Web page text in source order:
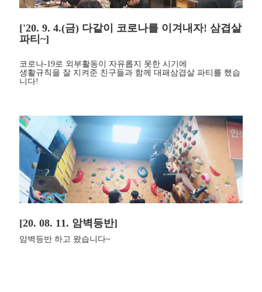
['20. 9. 4.(금) 다같이 코로나를 이겨내자! 삼겹살
파티~]
코로나-19로 외부활동이 자유롭지 못한 시기에
생활규칙을 잘 지켜준 친구들과 함께 대패삼겹살 파티를 했습
니다!
[20. 08. 11. 암벽등반]
암벽등반 하고 왔습니다~